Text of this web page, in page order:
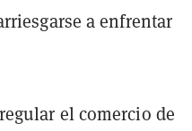
a enfrentar
el comercio de